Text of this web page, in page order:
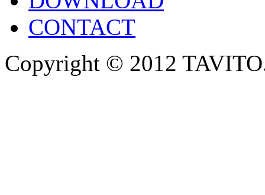
CONTACT
Copyright © 2012